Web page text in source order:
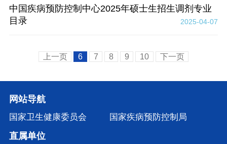
中国疾病预防控制中心2025年硕士生招生调剂专业
目录
2025-04-07
上一页 6 7 8 9 10 下一页
网站导航
国家卫生健康委员会 国家疾病预防控制局
直属单位